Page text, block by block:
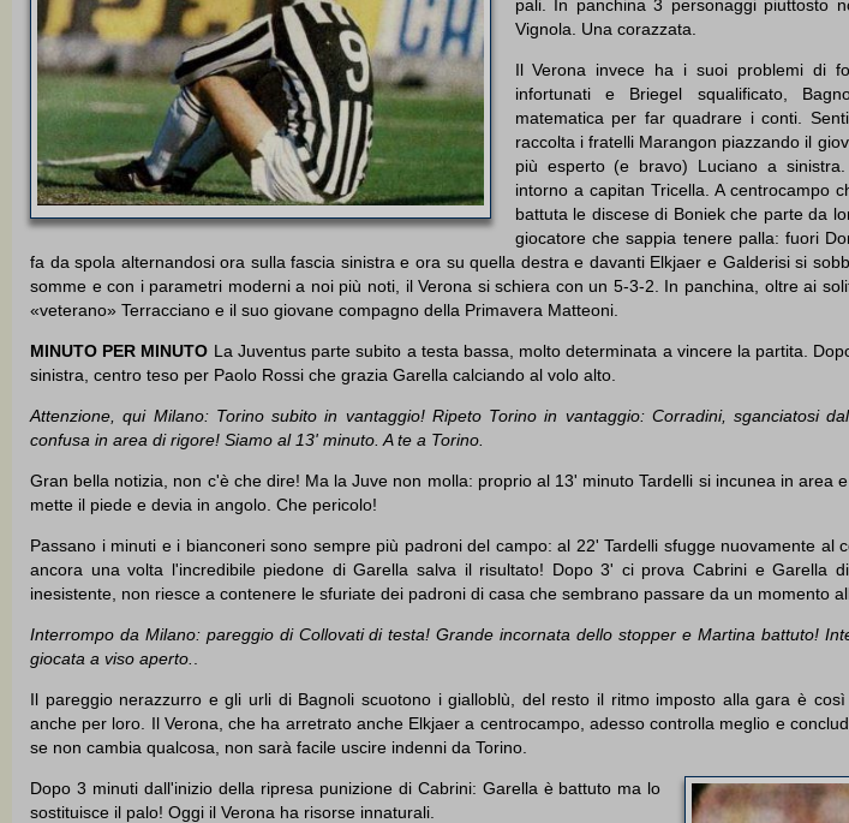
pali. In panchina 3 personaggi piuttosto
Vignola. Una corazzata.
Il Verona invece ha i suoi problemi di
infortunati e Briegel squalificato,
matematica per far quadrare i conti.
raccolta i fratelli Marangon piazzando il
più esperto (e bravo) Luciano a
intorno a capitan Tricella. A centrocampo
battuta le discese di Boniek che parte da
giocatore che sappia tenere palla: fuori
fa da spola alternandosi ora sulla fascia sinistra e ora su quella destra e davanti Elkjaer e Galderisi si
somme e con i parametri moderni a noi più noti, il Verona si schiera con un 5-3-2. In panchina, oltre ai
«veterano» Terracciano e il suo giovane compagno della Primavera Matteoni.
MINUTO PER MINUTO La Juventus parte subito a testa bassa, molto determinata a vincere la partita.
sinistra, centro teso per Paolo Rossi che grazia Garella calciando al volo alto.
Attenzione, qui Milano: Torino subito in vantaggio! Ripeto Torino in vantaggio: Corradini, sganciatosi
confusa in area di rigore! Siamo al 13' minuto. A te a Torino.
Gran bella notizia, non c'è che dire! Ma la Juve non molla: proprio al 13' minuto Tardelli si incunea in area
mette il piede e devia in angolo. Che pericolo!
Passano i minuti e i bianconeri sono sempre più padroni del campo: al 22' Tardelli sfugge nuovamente al
ancora una volta l'incredibile piedone di Garella salva il risultato! Dopo 3' ci prova Cabrini e Garella
inesistente, non riesce a contenere le sfuriate dei padroni di casa che sembrano passare da un momento
Interrompo da Milano: pareggio di Collovati di testa! Grande incornata dello stopper e Martina battuto!
giocata a viso aperto.
Il pareggio nerazzurro e gli urli di Bagnoli scuotono i gialloblù, del resto il ritmo imposto alla gara è
anche per loro. Il Verona, che ha arretrato anche Elkjaer a centrocampo, adesso controlla meglio e
se non cambia qualcosa, non sarà facile uscire indenni da Torino.
Dopo 3 minuti dall'inizio della ripresa punizione di Cabrini: Garella è battuto ma lo
sostituisce il palo! Oggi il Verona ha risorse innaturali.